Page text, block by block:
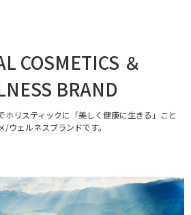
COSMETICS ＆
BRAND
ホリスティックに「美しく健康に生きる」こと
ウェルネスブランドです。